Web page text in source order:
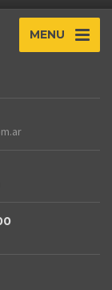
MENU